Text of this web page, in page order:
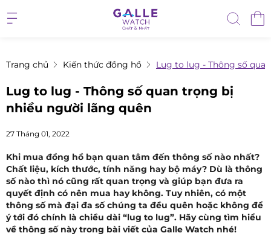
Trang chủ Kiến thức đồng hồ Lug to lug - Thông số
Lug to lug - Thông số quan trọng bị
nhiều người lãng quên
27 Tháng 01, 2022
Khi mua đồng hồ bạn quan tâm đến thông số nào nhất?
Chất liệu, kích thước, tính năng hay bộ máy? Dù là thông
số nào thì nó cũng rất quan trọng và giúp bạn đưa ra
quyết định có nên mua hay không. Tuy nhiên, có một
thông số mà đại đa số chúng ta đều quên hoặc không để
ý tới đó chính là chiều dài “lug to lug”. Hãy cùng tìm hiểu
về thông số này trong bài viết của Galle Watch nhé!